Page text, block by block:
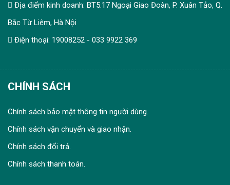
Địa điểm kinh doanh: BT5.17 Ngoại Giao Đoàn, P. Xuân Tảo, Q.
Bắc Từ Liêm, Hà Nội
Điện thoại: 19008252 - 033 9922 369
CHÍNH SÁCH
Chính sách bảo mật thông tin người dùng.
Chính sách vận chuyển và giao nhận.
Chính sách đổi trả.
Chính sách thanh toán.